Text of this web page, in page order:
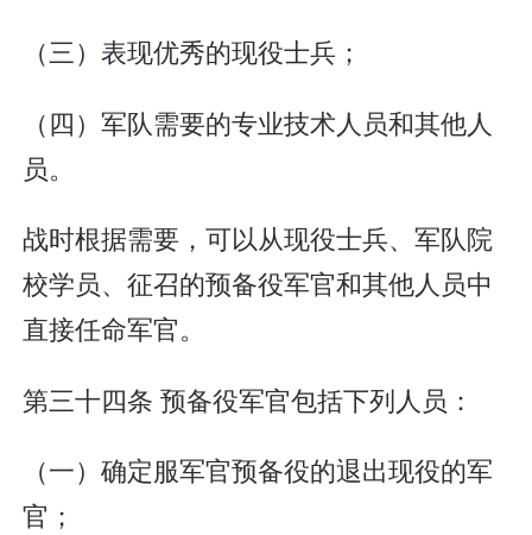
（三）表现优秀的现役士兵；
（四）军队需要的专业技术人员和其他人
员。
战时根据需要，可以从现役士兵、军队院
校学员、征召的预备役军官和其他人员中
直接任命军官。
第三十四条 预备役军官包括下列人员：
（一）确定服军官预备役的退出现役的军
官；